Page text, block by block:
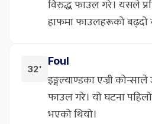
विरुद्ध फाउल गरे। यसले
हाफमा फाउलहरूको बढ्दो
32'
Foul
इङ्गल्याण्डका एज्री
फाउल गरे। यो घटना
भएको थियो।